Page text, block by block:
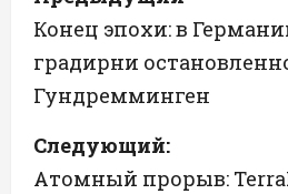
а
в
г
Конец эпохи: в
градирни
Гундремминген
Следующий:
Атомный прорыв: